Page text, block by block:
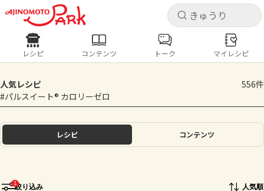
キャ
ログインするとレシピを保存できます
ホーム
キャ
レシピ コンテンツ
人気の食材・レシピ
きゅうり とうもろこし
レシピ コンテンツ トーク マイレシピ
人気レシピ
556件
#パルスイート® カロリーゼロ
レシピ コンテンツ
1絞り込み 人気順